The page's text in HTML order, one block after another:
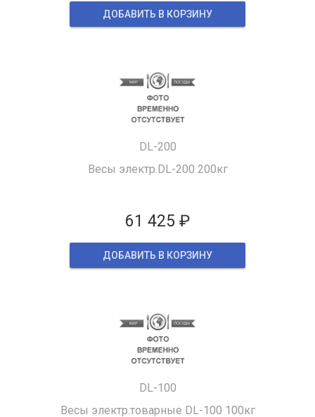
ДОБАВИТЬ В КОРЗИНУ
DL-200
Весы электр.DL-200 200кг
61 425 ₽
ДОБАВИТЬ В КОРЗИНУ
DL-100
Весы электр.товарные DL-100 100кг